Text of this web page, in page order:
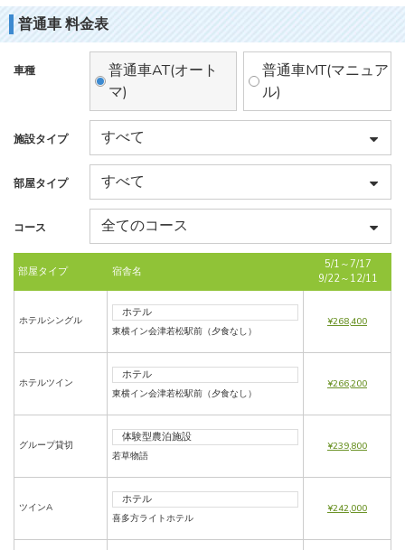
普通車 料金表
車種
普通車AT(オート
マ)
普通車MT(マニュア
ル)
施設タイプ
部屋タイプ
コース
部屋タイプ 宿舎名
5/1～7/17
9/22～12/11
ホテルシングル
ホテル
東横イン会津若松駅前（夕食なし）
¥268,400
ホテルツイン
ホテル
東横イン会津若松駅前（夕食なし）
¥266,200
グループ貸切
体験型農泊施設
若草物語
¥239,800
ツインA
ホテル
喜多方ライトホテル
¥242,000